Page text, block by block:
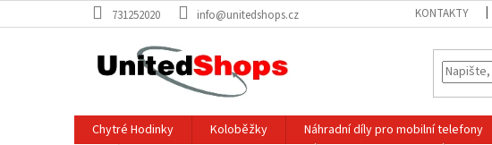
na
731252020 info@unitedshops.cz KONTAKTY
Chytré Hodinky Koloběžky Náhradní díly pro mobilní telefony